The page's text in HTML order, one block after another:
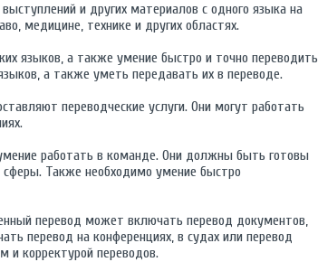
и других материалов с одного языка на
медицине, технике и других областях.
языков, а также умение быстро и точно переводить
а также уметь передавать их в переводе.
переводческие услуги. Они могут работать
работать в команде. Они должны быть готовы
Также необходимо умение быстро
перевод может включать перевод документов,
перевод на конференциях, в судах или перевод
и корректурой переводов.